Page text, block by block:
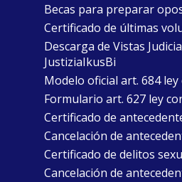
Becas para preparar
Certificado de últimas
Descarga de Vistas
JustiziaIkusBi
Modelo oficial art. 684 ley
Formulario art. 627 ley
Certificado de
Cancelación de
Certificado de delitos
Cancelación de